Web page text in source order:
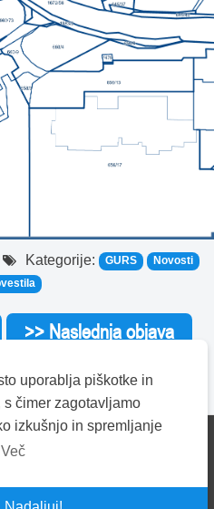
uporablja piškotke in
s čimer zagotavljamo
izkušnjo in spremljanje
Več
Kategorije: GURS
Novosti
>> Naslednja objava
pridržane.
Politika zasebnosti